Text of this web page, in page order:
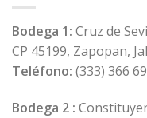
Bodega 1: Cruz de
CP 45199, Zapopan,
Teléfono: (333) 366
Bodega 2 :